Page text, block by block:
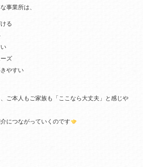
事業所は、
る
ズ
やすい
ご本人もご家族も「ここなら大丈夫」と感じや
につながっていくのです